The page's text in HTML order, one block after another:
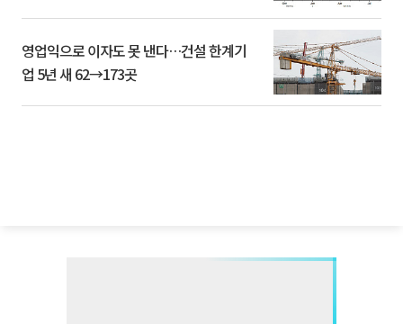
영업익으로 이자도 못 낸다…건설 한계기
업 5년 새 62→173곳